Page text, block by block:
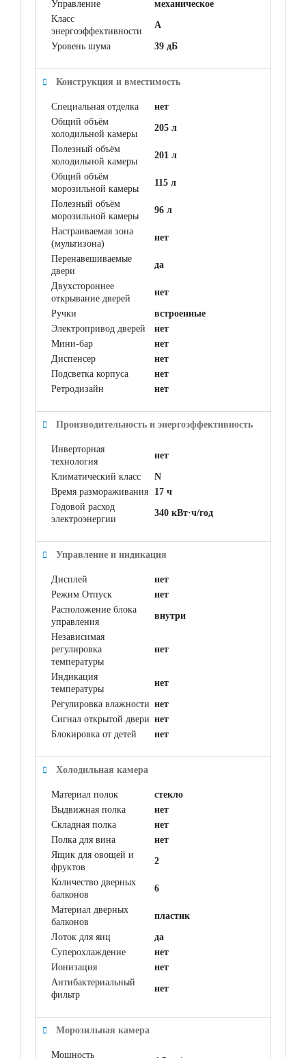
Управление
механическое
Класс
энергоэффективности
A
Уровень шума 39 дБ
Конструкция и вместимость
Специальная отделка
нет
Общий объём
холодильной камеры
205 л
Полезный объём
холодильной камеры
201 л
Общий объём
морозильной камеры
115 л
Полезный объём
морозильной камеры
96 л
Настраиваемая зона
(мультизона)
нет
Перенавешиваемые
двери
да
Двухстороннее
открывание дверей
нет
Ручки
встроенные
Электропривод дверей
нет
Мини-бар
нет
Диспенсер
нет
Подсветка корпуса
нет
Ретродизайн
нет
Производительность и энергоэффективность
Инверторная
технология
нет
Климатический класс
N
Время размораживания
17 ч
Годовой расход
электроэнергии
340 кВт·ч/год
Управление и индикация
Дисплей
нет
Режим Отпуск
нет
Расположение блока
управления
внутри
Независимая
регулировка
температуры
нет
Индикация
температуры
нет
Регулировка влажности нет
Сигнал открытой двери нет
Блокировка от детей
нет
Холодильная камера
Материал полок
стекло
Выдвижная полка
нет
Складная полка
нет
Полка для вина
нет
Ящик для овощей и
фруктов
2
Количество дверных
балконов
6
Материал дверных
балконов
пластик
Лоток для яиц
да
Суперохлаждение
нет
Ионизация
нет
Антибактериальный
фильтр
нет
Морозильная камера
Мощность